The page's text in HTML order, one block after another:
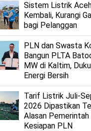
Sistem Listrik
Kembali, Kurangi
bagi Pelanggan
PLN dan Swasta
Bangun PLTA
MW di Kaltim,
Energi Bersih
Tarif Listrik Juli-
2026 Dipastikan
Alasan Pemerintah
Kesiapan PLN